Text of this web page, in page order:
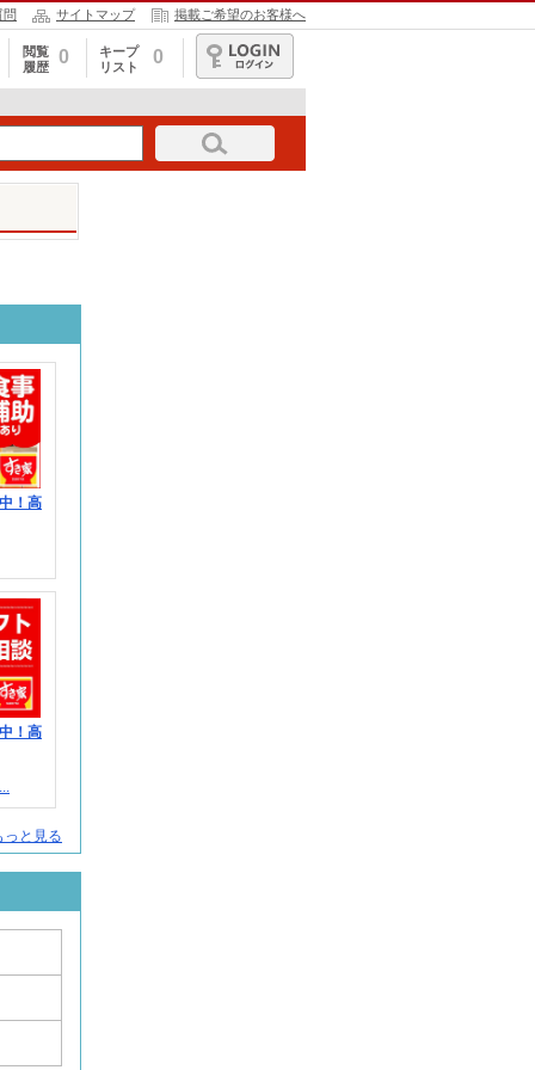
問 サイトマップ 掲載ご希望のお客様へ
閲覧
履歴
0
キープ
リスト
0
ログイン
！高
！高
と見る